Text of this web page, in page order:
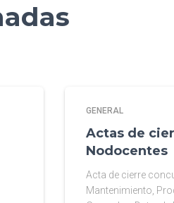
GENERAL
Actas de
Nodocentes
Acta de cierre
Mantenimiento,